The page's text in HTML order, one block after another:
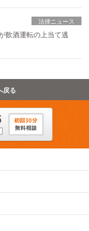
法律ニュース
飲酒運転の上当て逃
戻る